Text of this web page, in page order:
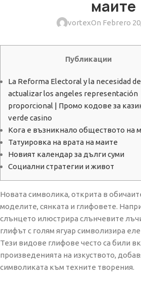
маите
vortexOn Febrero
Публикации
La Reforma Electoral y la necesidad de
actualizar los angeles representación
proporcional | Промо кодове за
verde casino
Кога е възникнало обществото на
Татуировка на врата на маите
Новият календар за дълги суми
Социални стратегии и живот
Новата символика, открита в
моделите, сянката и глифовете.
слънцето илюстрира слънчевите
глифът с голям ягуар символизира
Тези видове глифове често са били
произведенията на изкуството,
символиката към техните творения.